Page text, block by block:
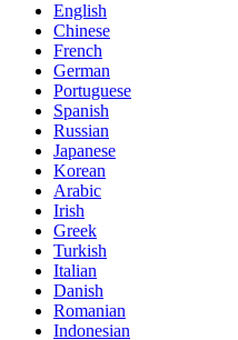
English
Chinese
French
German
Portuguese
Spanish
Russian
Japanese
Korean
Arabic
Irish
Greek
Turkish
Italian
Danish
Romanian
Indonesian